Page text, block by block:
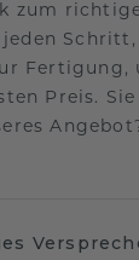
zum
Schritt,
Fertigung,
Preis.